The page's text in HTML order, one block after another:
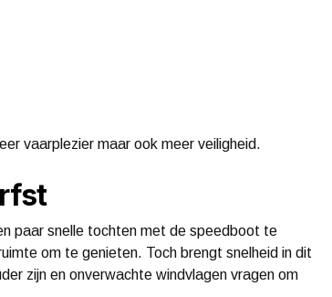
vaarplezier maar ook meer veiligheid.
paar snelle tochten met de speedboot te
om te genieten. Toch brengt snelheid in dit
zijn en onverwachte windvlagen vragen om